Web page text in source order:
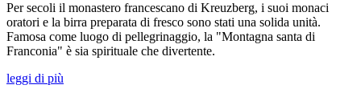
Per secoli il monastero francescano di Kreuzberg, i suoi monaci
oratori e la birra preparata di fresco sono stati una solida unità.
Famosa come luogo di pellegrinaggio, la "Montagna santa di
Franconia" è sia spirituale che divertente.
leggi di più